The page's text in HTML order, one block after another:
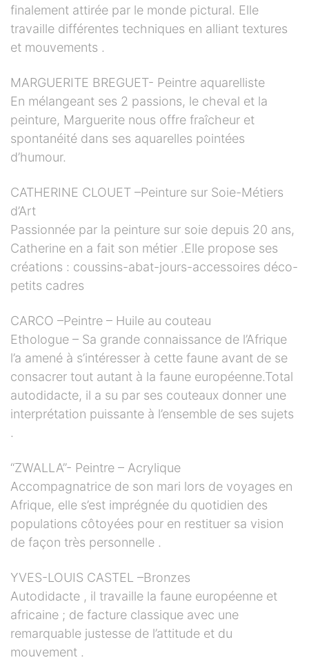
finalement attirée par le monde pictural. Elle
travaille différentes techniques en alliant textures
et mouvements .
MARGUERITE BREGUET- Peintre aquarelliste
En mélangeant ses 2 passions, le cheval et la
peinture, Marguerite nous offre fraîcheur et
spontanéité dans ses aquarelles pointées
d’humour.
CATHERINE CLOUET –Peinture sur Soie-Métiers
d’Art
Passionnée par la peinture sur soie depuis 20 ans,
Catherine en a fait son métier .Elle propose ses
créations : coussins-abat-jours-accessoires déco-
petits cadres
CARCO –Peintre – Huile au couteau
Ethologue – Sa grande connaissance de l’Afrique
l’a amené à s’intéresser à cette faune avant de se
consacrer tout autant à la faune européenne.Total
autodidacte, il a su par ses couteaux donner une
interprétation puissante à l’ensemble de ses sujets
.
“ZWALLA”- Peintre – Acrylique
Accompagnatrice de son mari lors de voyages en
Afrique, elle s’est imprégnée du quotidien des
populations côtoyées pour en restituer sa vision
de façon très personnelle .
YVES-LOUIS CASTEL –Bronzes
Autodidacte , il travaille la faune européenne et
africaine ; de facture classique avec une
remarquable justesse de l’attitude et du
mouvement .